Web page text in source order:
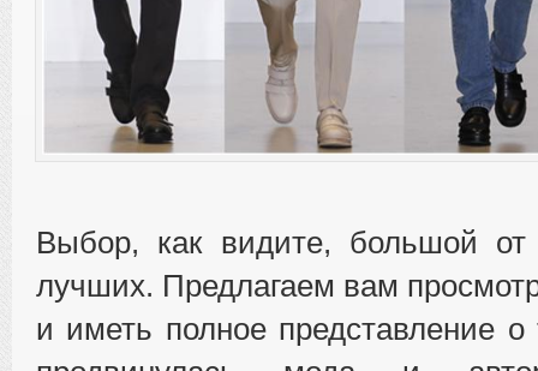
Выбор, как видите, большой
лучших. Предлагаем вам
и иметь полное представление о